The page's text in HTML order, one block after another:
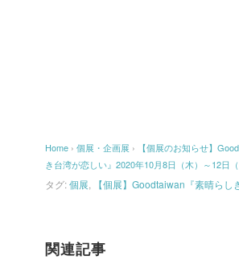
Home › 個展・企画展 ›
【個展のお知らせ】
き台湾が恋しい』2020年10月8日（木）～12日（
タグ:個展 【個展】Goodtaiwan『素晴らし
関連記事